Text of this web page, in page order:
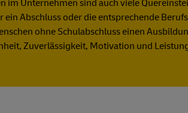
im Unternehmen sind auch viele
Abschluss oder die entsprechende
ohne Schulabschluss einen
Zuverlässigkeit, Motivation und